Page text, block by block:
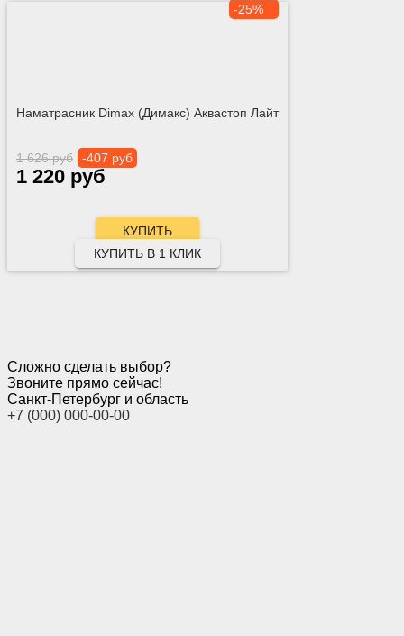
Наматрасник Dimax (Димакс) Аквастоп Лайт
1 626 руб -407 руб
1 220 руб
-25%
КУПИТЬ В 1 КЛИК
Сложно сделать выбор?
Звоните прямо сейчас!
Санкт-Петербург и область
+7 (000) 000-00-00